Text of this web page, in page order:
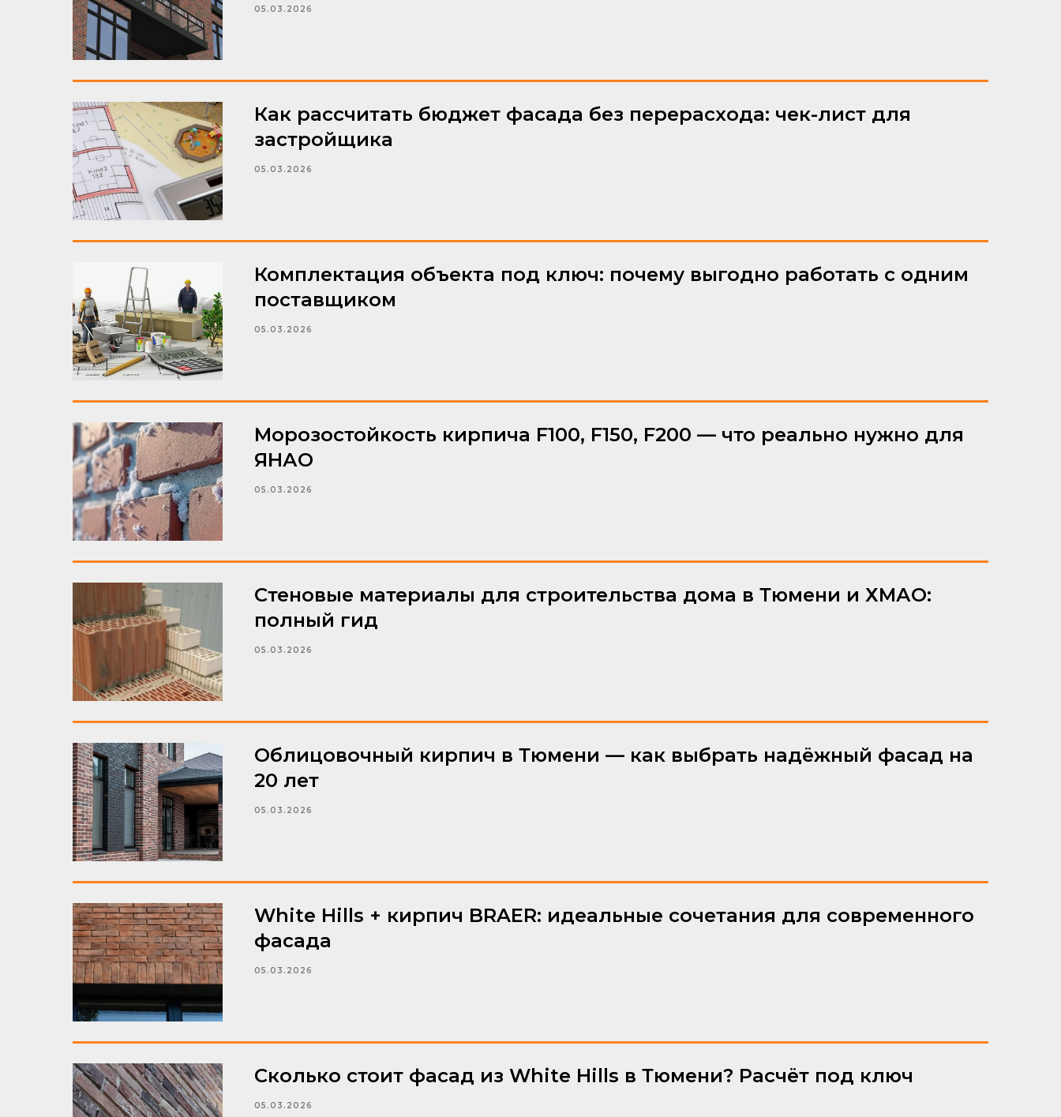
05.03.2026
Как рассчитать бюджет фасада без перерасхода: чек-лист для
застройщика
05.03.2026
Комплектация объекта под ключ: почему выгодно работать с одним
поставщиком
05.03.2026
Морозостойкость кирпича F100, F150, F200 — что реально нужно для
ЯНАО
05.03.2026
Стеновые материалы для строительства дома в Тюмени и ХМАО:
полный гид
05.03.2026
Облицовочный кирпич в Тюмени — как выбрать надёжный фасад на
20 лет
05.03.2026
White Hills + кирпич BRAER: идеальные сочетания для современного
фасада
05.03.2026
Сколько стоит фасад из White Hills в Тюмени? Расчёт под ключ
05.03.2026